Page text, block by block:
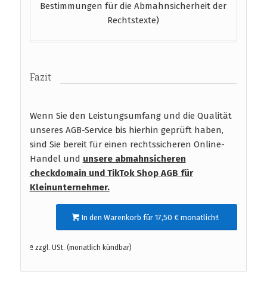
Bestimmungen für die Abmahnsicherheit der
Rechtstexte)
Fazit
Wenn Sie den Leistungsumfang und die Qualität
unseres AGB-Service bis hierhin geprüft haben,
sind Sie bereit für einen rechtssicheren Online-
Handel und unsere abmahnsicheren
checkdomain und TikTok Shop AGB für
Kleinunternehmer.
In den Warenkorb für 17,50 € monatlichª
ª zzgl. USt. (monatlich kündbar)